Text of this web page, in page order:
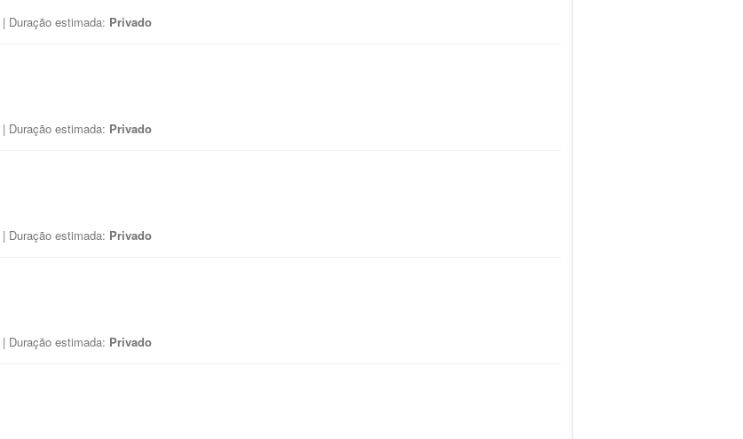
| Duração estimada: Privado
| Duração estimada: Privado
| Duração estimada: Privado
| Duração estimada: Privado